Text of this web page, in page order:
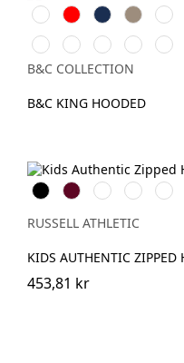
Vit Röd Navy Khaki
Black
Pure
Pure
Orange
Pure
Sky
Heather
Mid
Grey
Grey
Fog
B&C COLLECTION
B&C KING HOODED
BlackBurgundy
French
Navy
Bright
Royal
Green
RUSSELL ATHLETIC
KIDS AUTHENTIC ZIPPED
453,81 kr